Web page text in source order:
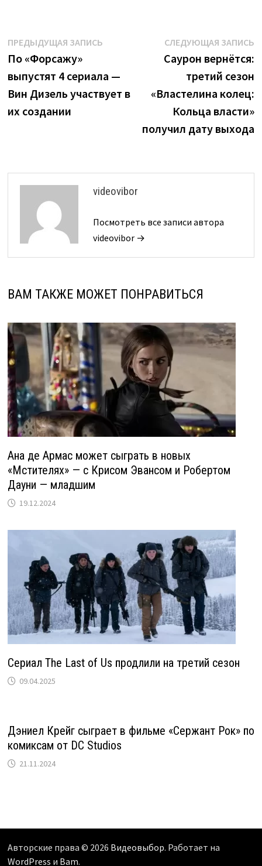
Навигация
по
записям
ПРЕДЫДУЩАЯ ЗАПИСЬПредыдущая
По «Форсажу»
выпустят 4 сериала —
Вин Дизель участвует в
их создании
СЛЕДУЮЩАЯ ЗАПИСЬ
Саурон вернётся:
третий сезон
«Властелина колец:
Кольца власти»
получил дату выхода
videovibor
Посмотреть все записи автора
videovibor →
ВАМ ТАКЖЕ МОЖЕТ ПОНРАВИТЬСЯ
Ана де Армас может сыграть в новых
«Мстителях» — с Крисом Эвансом и Робертом
Дауни — младшим
19.12.2024
Сериал The Last of Us продлили на третий сезон
09.04.2025
Дэниел Крейг сыграет в фильме «Сержант Рок» по
комиксам от DC Studios
21.11.2024
Авторские права © 2026 Видеовыбор. Работает на
WordPress и Bam.